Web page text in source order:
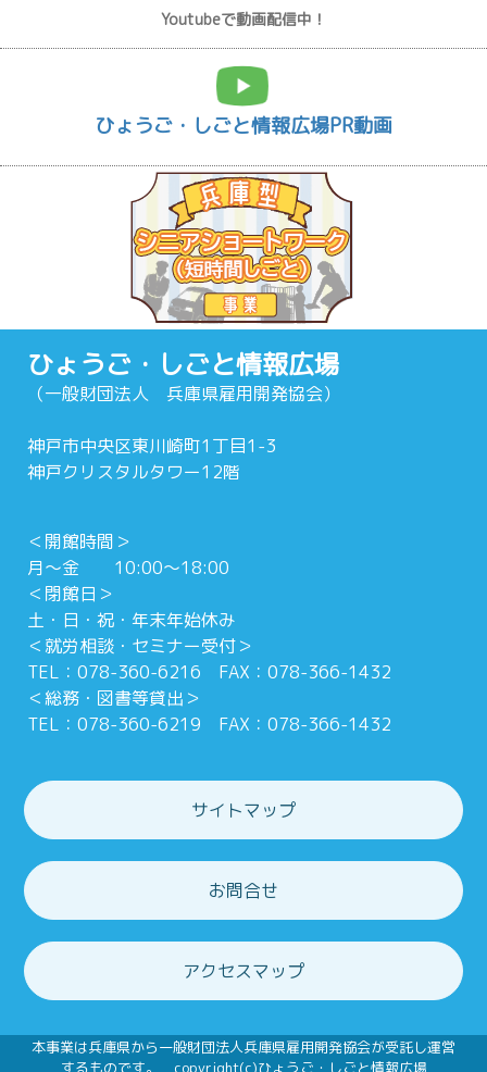
Youtubeで動画配信中！
ひょうご・しごと情報広場PR動画
ひょうご・しごと情報広場
（一般財団法人 兵庫県雇用開発協会）
神戸市中央区東川崎町1丁目1-3
神戸クリスタルタワー12階
＜開館時間＞
月～金 10:00～18:00
＜閉館日＞
土・日・祝・年末年始休み
＜就労相談・セミナー受付＞
TEL：078-360-6216 FAX：078-366-1432
＜総務・図書等貸出＞
TEL：078-360-6219 FAX：078-366-1432
サイトマップ
お問合せ
アクセスマップ
本事業は兵庫県から一般財団法人兵庫県雇用開発協会が受託し運営
するものです。 copyright(c)ひょうご・しごと情報広場